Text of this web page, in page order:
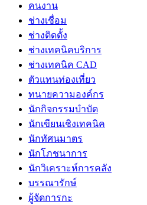
คนงาน
ช่างเชื่อม
ช่างติดตั้ง
ช่างเทคนิคบริการ
ช่างเทคนิค CAD
ตัวแทนท่องเที่ยว
ทนายความองค์กร
นักกิจกรรมบำบัด
นักเขียนเชิงเทคนิค
นักทัศนมาตร
นักโภชนาการ
นักวิเคราะห์การคลัง
บรรณารักษ์
ผู้จัดการกะ